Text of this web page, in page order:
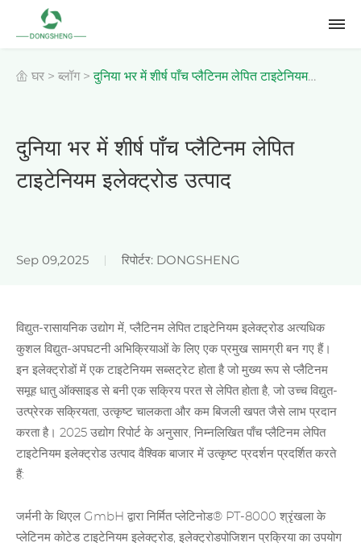
घर > ब्लॉग> दुनिया भर में शीर्ष पाँच प्लैटिनम लेपित टाइटेनियम
इलेक्ट्रोड उत्पाद
दुनिया भर में शीर्ष पाँच प्लैटिनम लेपित
टाइटेनियम इलेक्ट्रोड उत्पाद
Sep 09,2025 रिपोर्टर: DONGSHENG
विद्युत-रासायनिक उद्योग में, प्लैटिनम लेपित टाइटेनियम इलेक्ट्रोड अत्यधिक
कुशल विद्युत-अपघटनी अभिक्रियाओं के लिए एक प्रमुख सामग्री बन गए हैं।
इन इलेक्ट्रोडों में एक टाइटेनियम सब्सट्रेट होता है जो मुख्य रूप से प्लैटिनम
समूह धातु ऑक्साइड से बनी एक सक्रिय परत से लेपित होता है, जो उच्च विद्युत-
उत्प्रेरक सक्रियता, उत्कृष्ट चालकता और कम बिजली खपत जैसे लाभ प्रदान
करता है। 2025 उद्योग रिपोर्ट के अनुसार, निम्नलिखित पाँच प्लैटिनम लेपित
टाइटेनियम इलेक्ट्रोड उत्पाद वैश्विक बाजार में उत्कृष्ट प्रदर्शन प्रदर्शित करते
हैं:
जर्मनी के थिएल GmbH द्वारा निर्मित प्लेटिनोड® PT-8000 श्रृंखला के
प्लेटिनम कोटेड टाइटेनियम इलेक्ट्रोड, इलेक्ट्रोडपोजिशन प्रक्रिया का उपयोग